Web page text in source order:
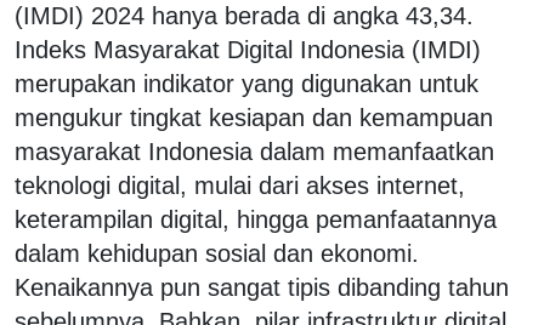
(IMDI) 2024 hanya berada di angka 43,34.
Indeks Masyarakat Digital Indonesia (IMDI)
merupakan indikator yang digunakan untuk
mengukur tingkat kesiapan dan kemampuan
masyarakat Indonesia dalam memanfaatkan
teknologi digital, mulai dari akses internet,
keterampilan digital, hingga pemanfaatannya
dalam kehidupan sosial dan ekonomi.
Kenaikannya pun sangat tipis dibanding tahun